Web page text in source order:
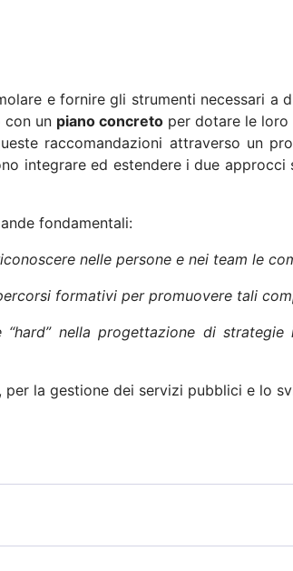
e fornire gli strumenti necessari a
un piano concreto per dotare le
raccomandazioni attraverso un
integrare ed estendere i due
fondamentali:
nelle persone e nei team le
formativi per promuovere tali
nella progettazione di
la gestione dei servizi pubblici e lo